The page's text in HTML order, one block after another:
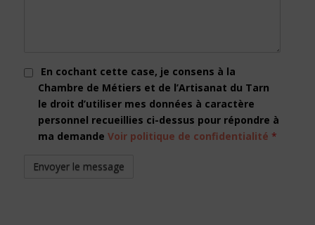
En cochant cette case, je consens à la
Chambre de Métiers et de l’Artisanat du Tarn
le droit d’utiliser mes données à caractère
personnel recueillies ci-dessus pour répondre à
ma demande Voir politique de confidentialité *